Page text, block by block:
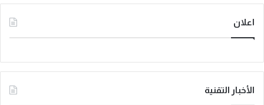
اعلان
الأخبار التقنية